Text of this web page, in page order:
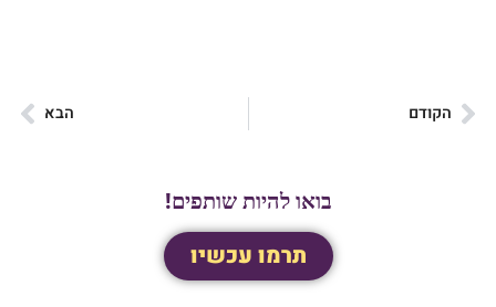
הקודם הבא
בואו להיות שותפים!
תרמו עכשיו